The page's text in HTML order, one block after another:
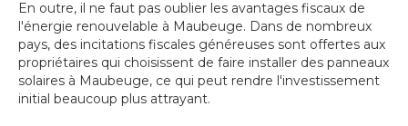
En outre, il ne faut pas oublier les avantages fiscaux de
l'énergie renouvelable à Maubeuge. Dans de nombreux
pays, des incitations fiscales généreuses sont offertes aux
propriétaires qui choisissent de faire installer des panneaux
solaires à Maubeuge, ce qui peut rendre l'investissement
initial beaucoup plus attrayant.